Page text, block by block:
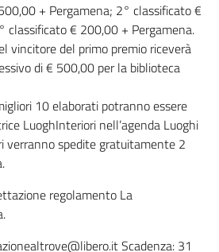
+ Pergamena; 2° classificato €
classificato € 200,00 + Pergamena.
vincitore del primo premio riceverà
di € 500,00 per la biblioteca
10 elaborati potranno essere
LuoghInteriori nell’agenda Luoghi
verranno spedite gratuitamente 2
regolamento La
Scadenza: 31